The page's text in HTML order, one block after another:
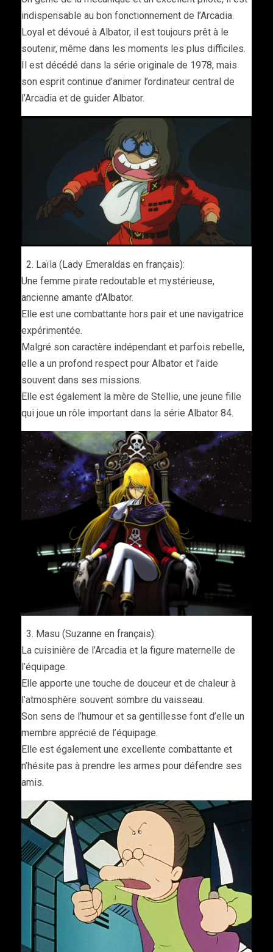
indispensable au bon fonctionnement de l’Arcadia.
Loyal et dévoué à Albator, il est toujours prêt à le
soutenir, même dans les moments les plus difficiles.
Il est décédé dans la série originale de 1978, mais
son esprit continue d’animer l’ordinateur central de
l’Arcadia et de guider Albator.
Laïla (Lady Emeraldas en français):
Une femme pirate redoutable et mystérieuse,
ancienne amante d’Albator.
Elle est une combattante hors pair et une navigatrice
expérimentée.
Malgré son caractère indépendant et parfois rebelle,
elle a un profond respect pour Albator et l’aide
souvent dans ses missions.
Elle est également la mère de Stellie, une jeune fille
qui joue un rôle important dans la série Albator 84.
Masu (Suzanne en français):
La cuisinière de l’Arcadia et la figure maternelle de
l’équipage.
Elle apporte une touche de douceur et de chaleur à
l’atmosphère souvent sombre du vaisseau.
Son sens de l’humour et sa gentillesse font d’elle un
membre apprécié de l’équipage.
Elle est également une excellente combattante et
n’hésite pas à prendre les armes pour défendre ses
amis.